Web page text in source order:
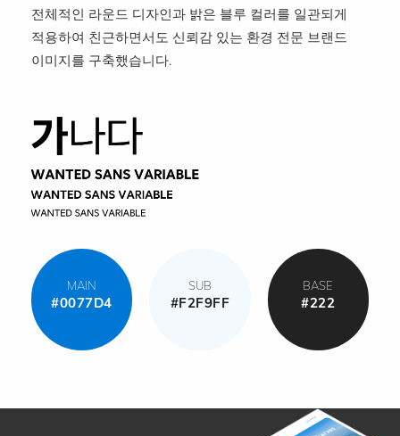
전체적인 라운드 디자인과 밝은 블루 컬러를 일관되게
적용하여 친근하면서도 신뢰감 있는 환경 전문 브랜드
이미지를 구축했습니다.
MAIN
#0077D4
SUB
#F2F9FF
BASE
#222